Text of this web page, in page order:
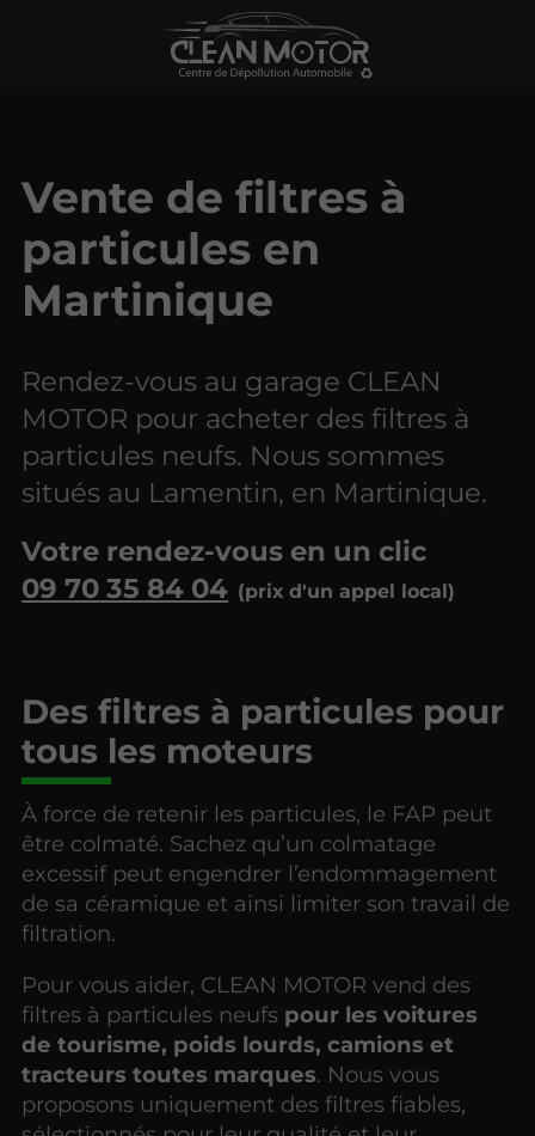
Vente de filtres à
particules en
Martinique
Rendez-vous au garage CLEAN
MOTOR pour acheter des filtres à
particules neufs. Nous sommes
situés au Lamentin, en Martinique.
Votre rendez-vous en un clic
09 70 35 84 04
Des filtres à particules pour
tous les moteurs
À force de retenir les particules, le FAP peut
être colmaté. Sachez qu’un colmatage
excessif peut engendrer l’endommagement
de sa céramique et ainsi limiter son travail de
filtration.
Pour vous aider, CLEAN MOTOR vend des
filtres à particules neufs pour les voitures
de tourisme, poids lourds, camions et
tracteurs toutes marques. Nous vous
proposons uniquement des filtres fiables,